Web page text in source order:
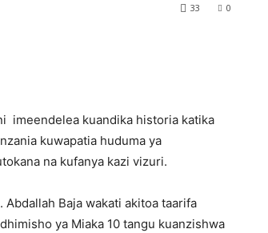
0
33
imeendelea kuandika historia katika
kuwapatia huduma ya
na kufanya kazi vizuri.
Baja wakati akitoa taarifa
ya Miaka 10 tangu kuanzishwa